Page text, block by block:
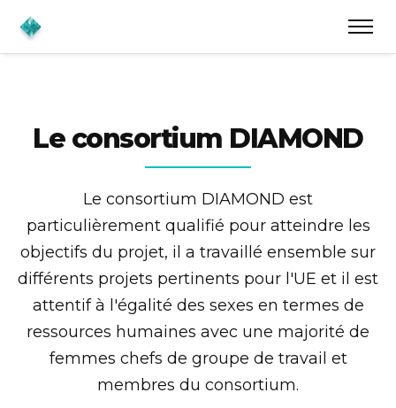
Le consortium DIAMOND
Le consortium DIAMOND est
particulièrement qualifié pour atteindre les
objectifs du projet, il a travaillé ensemble sur
différents projets pertinents pour l'UE et il est
attentif à l'égalité des sexes en termes de
ressources humaines avec une majorité de
femmes chefs de groupe de travail et
membres du consortium.